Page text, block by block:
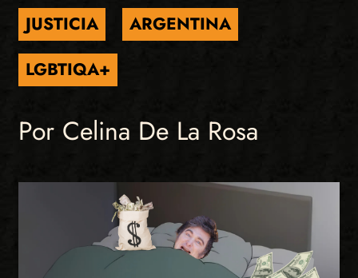
JUSTICIA
ARGENTINA
LGBTIQA+
Por Celina De La Rosa